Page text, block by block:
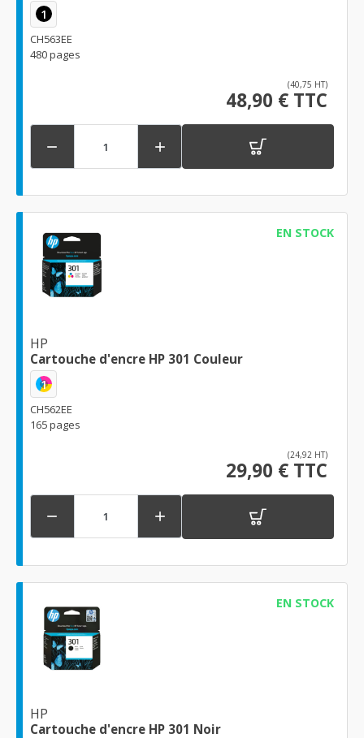
1
CH563EE
480 pages
(40,75 HT)
48,90 € TTC
 
EN STOCK
HP
Cartouche d'encre HP 301 Couleur
1
CH562EE
165 pages
(24,92 HT)
29,90 € TTC
 
EN STOCK
HP
Cartouche d'encre HP 301 Noir